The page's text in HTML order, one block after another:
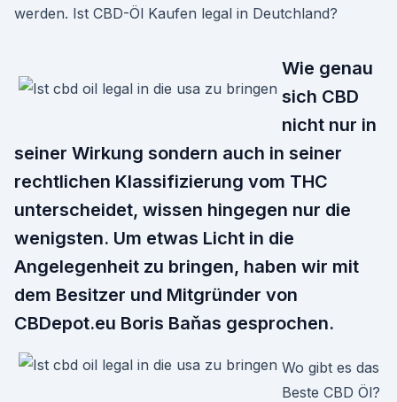
werden. Ist CBD-Öl Kaufen legal in Deutchland?
Wie genau
sich CBD
nicht nur in
seiner Wirkung sondern auch in seiner
rechtlichen Klassifizierung vom THC
unterscheidet, wissen hingegen nur die
wenigsten. Um etwas Licht in die
Angelegenheit zu bringen, haben wir mit
dem Besitzer und Mitgründer von
CBDepot.eu Boris Baňas gesprochen.
Wo gibt es das
Beste CBD Öl?